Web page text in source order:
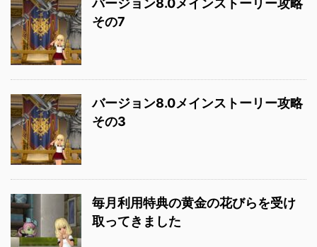
バージョン8.0メインストーリー攻略
その7
バージョン8.0メインストーリー攻略
その3
毎月利用特典の黄金の花びらを受け
取ってきました